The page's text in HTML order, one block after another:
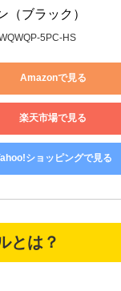
（ブラック）
5PC-HS
Amazonで見る
楽天市場で見る
ショッピングで見る
とは？